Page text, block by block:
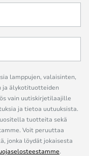
lamppujen, valaisinten,
ja älykotituotteiden
vain uutiskirjetilaajille
ja tietoa uutuuksista.
tuotteita sekä
Voit peruuttaa
jonka löydät jokaisesta
.